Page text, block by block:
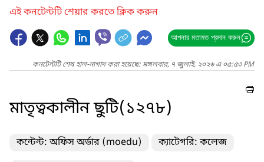
এই কনটেন্টটি শেয়ার করতে ক্লিক করুন
আপনার মতামত প্রদান করুন
কনটেন্টটি শেষ হাল-নাগাদ করা হয়েছে: মঙ্গলবার, ৭ জুলাই, ২০২৬ এ ০৫:৫৩ PM
মাতৃত্বকালীন ছুটি(১২৭৮)
কন্টেন্ট: অফিস অর্ডার (moedu) ক্যাটেগরি: কলেজ